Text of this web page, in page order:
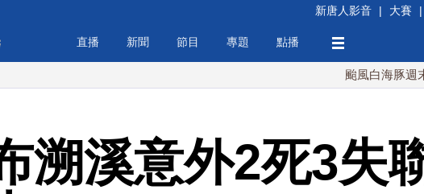
新唐人影音 | 大賽 |
直播 新聞 節目 專題 點播
颱風白海豚週末最接近
溯溪意外2死3失